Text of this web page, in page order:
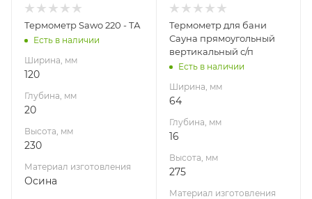
Осина
Производитель
Габариты В*Ш*Г мм
Гарантия, мес.
Термометр Sawo 220 - TА
Есть в наличии
Ширина, мм
120
Глубина, мм
20
Высота, мм
230
Материал изготовления
Осина
Дерево
Габариты В*Ш*Г мм
275x64x16
Термометр для бани
Сауна прямоугольный
вертикальный с/п
Есть в наличии
Ширина, мм
64
Глубина, мм
16
Высота, мм
275
Материал изготовления